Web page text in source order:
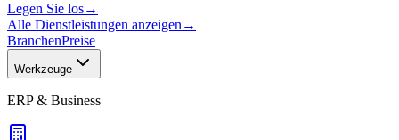
Legen Sie los→
Alle Dienstleistungen anzeigen →
BranchenPreise
Werkzeuge
ERP & Business